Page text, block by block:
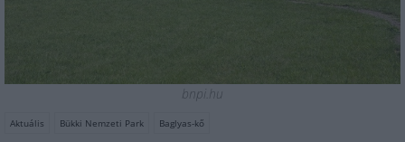
bnpi.hu
Aktuális Bükki Nemzeti Park Baglyas-kő